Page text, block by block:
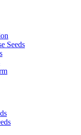
Seeds